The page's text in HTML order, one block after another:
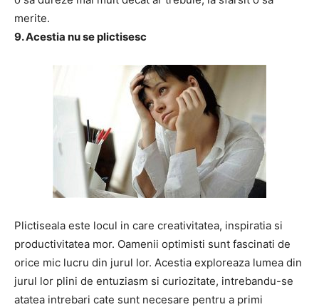
merite.
9. Acestia nu se plictisesc
Plictiseala este locul in care creativitatea, inspiratia si
productivitatea mor. Oamenii optimisti sunt fascinati de
orice mic lucru din jurul lor. Acestia exploreaza lumea din
jurul lor plini de entuziasm si curiozitate, intrebandu-se
atatea intrebari cate sunt necesare pentru a primi